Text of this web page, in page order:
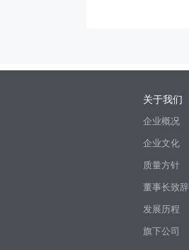
关于我们
企业概况
企业文化
质量方针
董事长致辞
发展历程
旗下公司